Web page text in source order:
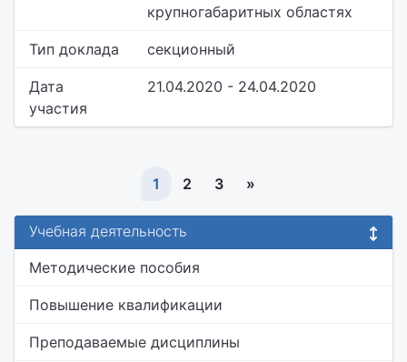
крупногабаритных областях
Тип доклада секционный
Дата
участия
21.04.2020 - 24.04.2020
1 2 3 »
Учебная деятельность
Методические пособия
Повышение квалификации
Преподаваемые дисциплины